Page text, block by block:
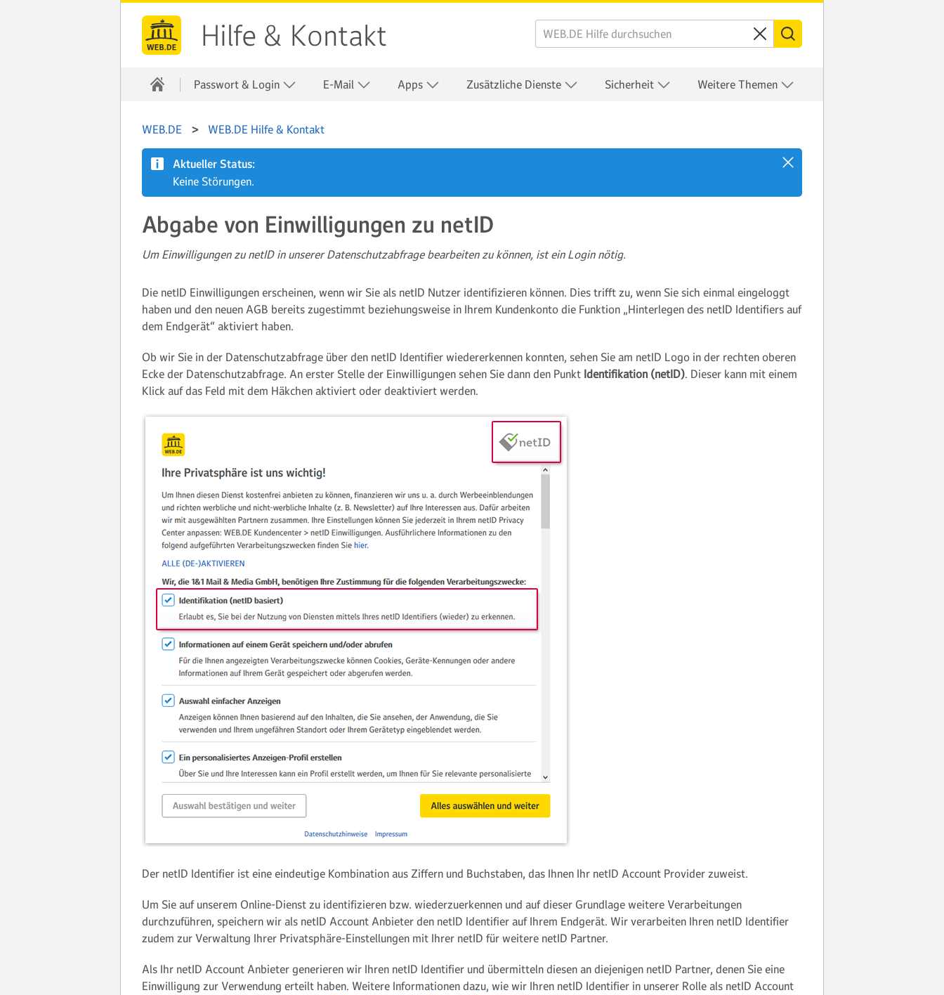
Hilfe & Kontakt
Passwort & Login E-Mail Apps Zusätzliche Dienste Sicherheit Weitere Themen
WEB.DE WEB.DE Hilfe & Kontakt
Aktueller Status:
Keine Störungen.
Abgabe von Einwilligungen zu netID
Um Einwilligungen zu netID in unserer Datenschutzabfrage bearbeiten zu können, ist ein Login nötig.
Die netID Einwilligungen erscheinen, wenn wir Sie als netID Nutzer identifizieren können. Dies trifft zu, wenn Sie sich einmal eingeloggt
haben und den neuen AGB bereits zugestimmt beziehungsweise in Ihrem Kundenkonto die Funktion „Hinterlegen des netID Identifiers auf
dem Endgerät“ aktiviert haben.
Ob wir Sie in der Datenschutzabfrage über den netID Identifier wiedererkennen konnten, sehen Sie am netID Logo in der rechten oberen
Ecke der Datenschutzabfrage. An erster Stelle der Einwilligungen sehen Sie dann den Punkt Identifikation (netID). Dieser kann mit einem
Klick auf das Feld mit dem Häkchen aktiviert oder deaktiviert werden.
Der netID Identifier ist eine eindeutige Kombination aus Ziffern und Buchstaben, das Ihnen Ihr netID Account Provider zuweist.
Um Sie auf unserem Online-Dienst zu identifizieren bzw. wiederzuerkennen und auf dieser Grundlage weitere Verarbeitungen
durchzuführen, speichern wir als netID Account Anbieter den netID Identifier auf Ihrem Endgerät. Wir verarbeiten Ihren netID Identifier
zudem zur Verwaltung Ihrer Privatsphäre-Einstellungen mit Ihrer netID für weitere netID Partner.
Als Ihr netID Account Anbieter generieren wir Ihren netID Identifier und übermitteln diesen an diejenigen netID Partner, denen Sie eine
Einwilligung zur Verwendung erteilt haben. Weitere Informationen dazu, wie wir Ihren netID Identifier in unserer Rolle als netID Account